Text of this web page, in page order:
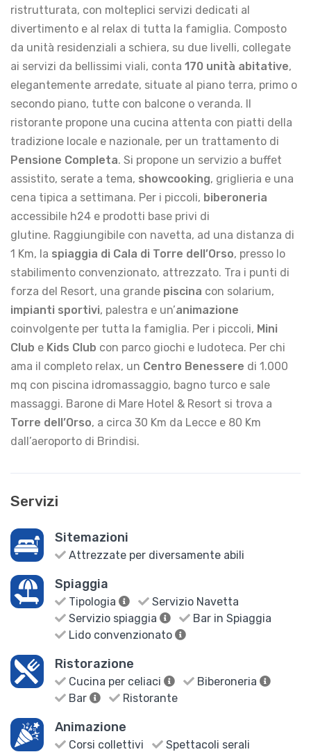
ristrutturata, con molteplici servizi dedicati al
divertimento e al relax di tutta la famiglia. Composto
da unità residenziali a schiera, su due livelli, collegate
ai servizi da bellissimi viali, conta 170 unità abitative,
elegantemente arredate, situate al piano terra, primo o
secondo piano, tutte con balcone o veranda. Il
ristorante propone una cucina attenta con piatti della
tradizione locale e nazionale, per un trattamento di
Pensione Completa. Si propone un servizio a buffet
assistito, serate a tema, showcooking, griglieria e una
cena tipica a settimana. Per i piccoli, biberoneria
accessibile h24 e prodotti base privi di
glutine. Raggiungibile con navetta, ad una distanza di
1 Km, la spiaggia di Cala di Torre dell’Orso, presso lo
stabilimento convenzionato, attrezzato. Tra i punti di
forza del Resort, una grande piscina con solarium,
impianti sportivi, palestra e un’animazione
coinvolgente per tutta la famiglia. Per i piccoli, Mini
Club e Kids Club con parco giochi e ludoteca. Per chi
ama il completo relax, un Centro Benessere di 1.000
mq con piscina idromassaggio, bagno turco e sale
massaggi. Barone di Mare Hotel & Resort si trova a
Torre dell’Orso, a circa 30 Km da Lecce e 80 Km
dall’aeroporto di Brindisi.
Servizi
Sitemazioni
Attrezzate per diversamente abili
Spiaggia
Tipologia
Servizio Navetta
Servizio spiaggia
Bar in Spiaggia
Lido convenzionato
Ristorazione
Cucina per celiaci
Biberoneria
Bar
Ristorante
Animazione
Corsi collettivi
Spettacoli serali